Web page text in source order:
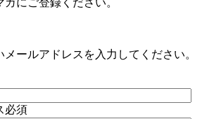
メールアドレスを入力してください。
必須